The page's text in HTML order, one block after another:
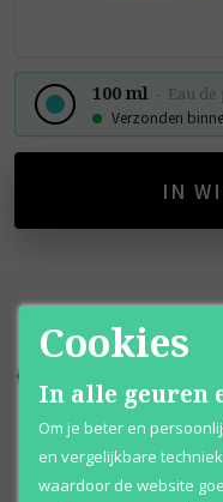
100 ml - Eau
Verzonden
IN
100% originele parfums
Qshops Keurmerk
Cookies
In alle geuren
Om je beter en
en vergelijkbare
waardoor de website